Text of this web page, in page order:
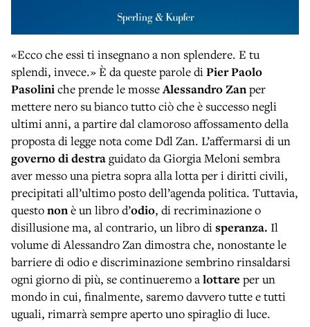
«Ecco che essi ti insegnano a non splendere. E tu
splendi, invece.» È da queste parole diPier Paolo
Pasoliniche prende le mosseAlessandro Zanper
mettere nero su bianco tutto ciò che è successo negli
ultimi anni, a partire dal clamoroso affossamento della
proposta di legge nota come Ddl Zan. L’affermarsi di un
governo di destraguidato da Giorgia Meloni sembra
aver messo una pietra sopra alla lotta per i diritti civili,
precipitati all’ultimo posto dell’agenda politica. Tuttavia,
questononè un libro d’odio, di recriminazione o
disillusione ma, al contrario, un libro disperanza. Il
volume di Alessandro Zan dimostra che, nonostante le
barriere di odio e discriminazione sembrino rinsaldarsi
ogni giorno di più, se continueremo alottare per un
mondo in cui, finalmente, saremo davvero tutte e tutti
uguali, rimarrà sempre aperto uno spiraglio di luce.